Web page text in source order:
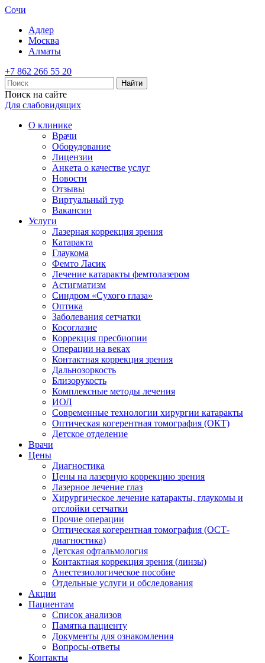
Сочи
Адлер
Москва
Алматы
+7 862 266 55 20
Найти
Поиск на сайте
Для слабовидящих
О клинике
Врачи
Оборудование
Лицензии
Анкета о качестве услуг
Новости
Отзывы
Виртуальный тур
Вакансии
Услуги
Лазерная коррекция зрения
Катаракта
Глаукома
Фемто Ласик
Лечение катаракты фемтолазером
Астигматизм
Синдром «Сухого глаза»
Оптика
Заболевания сетчатки
Косоглазие
Коррекция пресбиопии
Операции на веках
Контактная коррекция зрения
Дальнозоркость
Близорукость
Комплексные методы лечения
ИОЛ
Современные технологии хирургии катаракты
Оптическая когерентная томография (ОКТ)
Детское отделение
Врачи
Цены
Диагностика
Цены на лазерную коррекцию зрения
Лазерное лечение глаз
Хирургическое лечение катаракты, глаукомы и
отслойки сетчатки
Прочие операции
Оптическая когерентная томография (ОСТ-
диагностика)
Детская офтальмология
Контактная коррекция зрения (линзы)
Анестезиологическое пособие
Отдельные услуги и обследования
Акции
Пациентам
Список анализов
Памятка пациенту
Документы для ознакомления
Вопросы-ответы
Контакты